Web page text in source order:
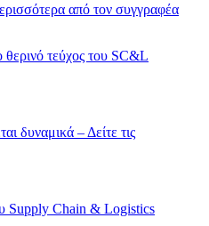
από τον συγγραφέα
θερινό τεύχος του SC&L
δυναμικά – Δείτε τις
Supply Chain & Logistics